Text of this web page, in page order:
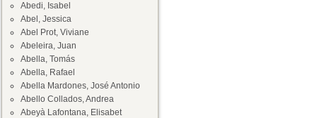
Abedi, Isabel
Abel, Jessica
Abel Prot, Viviane
Abeleira, Juan
Abella, Tomás
Abella, Rafael
Abella Mardones, José Antonio
Abello Collados, Andrea
Abeyà Lafontana, Elisabet